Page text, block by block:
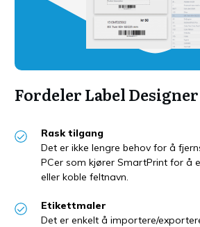
Fordeler Label
Rask tilgang
Det er ikke lengre behov for å
PCer som kjører SmartPrint for å
eller koble feltnavn.
Etikettmaler
Det er enkelt å importere/